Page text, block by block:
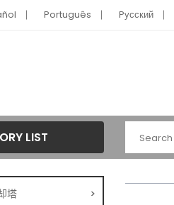
Português Pусский
LIST
塔 >